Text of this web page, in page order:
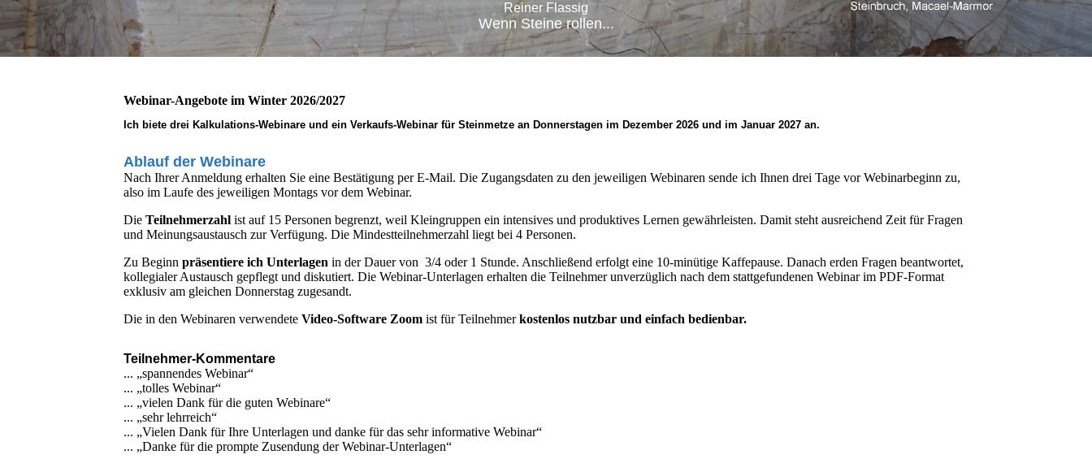
Reiner Flassig
Wenn Steine rollen...
Webinar-Angebote im Winter 2026/2027
Ich biete drei Kalkulations-Webinare und ein Verkaufs-Webinar für Steinmetze an Donnerstagen im Dezember 2026 und im Januar 2027 an.
Ablauf der Webinare
Nach Ihrer Anmeldung erhalten Sie eine Bestätigung per E-Mail. Die Zugangsdaten zu den jeweiligen Webinaren sende ich Ihnen drei Tage vor Webinarbeginn zu,
also im Laufe des jeweiligen Montags vor dem Webinar.
Die Teilnehmerzahl ist auf 15 Personen begrenzt, weil Kleingruppen ein intensives und produktives Lernen gewährleisten. Damit steht ausreichend Zeit für Fragen
und Meinungsaustausch zur Verfügung. Die Mindestteilnehmerzahl liegt bei 4 Personen.
Zu Beginn präsentiere ich Unterlagen in der Dauer von 3/4 oder 1 Stunde. Anschließend erfolgt eine 10-minütige Kaffepause. Danach erden Fragen beantwortet,
kollegialer Austausch gepflegt und diskutiert. Die Webinar-Unterlagen erhalten die Teilnehmer unverzüglich nach dem stattgefundenen Webinar im PDF-Format
exklusiv am gleichen Donnerstag zugesandt.
Die in den Webinaren verwendete Video-Software Zoom ist für Teilnehmerkostenlos nutzbar und einfach bedienbar.
Teilnehmer-Kommentare
... „spannendes Webinar“
... „tolles Webinar“
... „vielen Dank für die guten Webinare“
... „sehr lehrreich“
... „Vielen Dank für Ihre Unterlagen und danke für das sehr informative Webinar“
... „Danke für die prompte Zusendung der Webinar-Unterlagen“